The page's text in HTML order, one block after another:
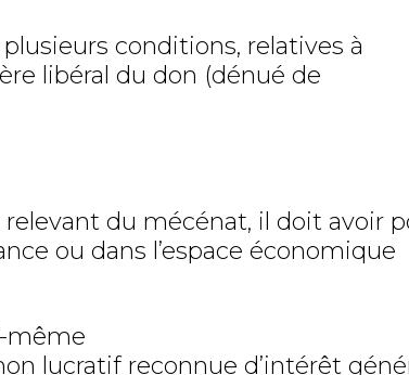
conditions, relatives à
libéral du don (dénué de
du mécénat, il doit avoir
ou dans l’espace économique
même
lucratif reconnue d’intérêt